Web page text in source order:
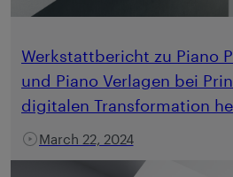
Werkstattbericht zu Piano
und Piano Verlagen bei
digitalen Transformation
March 22, 2024